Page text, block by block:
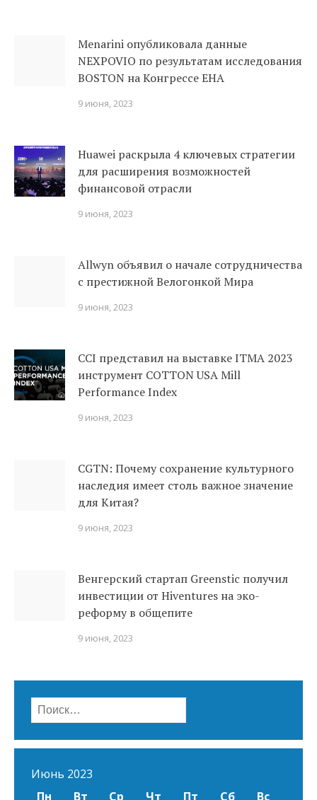
Menarini опубликовала данные
NEXPOVIO по результатам исследования
BOSTON на Конгрессе EHA
9 июня, 2023
Huawei раскрыла 4 ключевых стратегии
для расширения возможностей
финансовой отрасли
9 июня, 2023
Allwyn объявил о начале сотрудничества
с престижной Велогонкой Мира
9 июня, 2023
CCI представил на выставке ITMA 2023
инструмент COTTON USA Mill
Performance Index
9 июня, 2023
CGTN: Почему сохранение культурного
наследия имеет столь важное значение
для Китая?
9 июня, 2023
Венгерский стартап Greenstic получил
инвестиции от Hiventures на эко-
реформу в общепите
9 июня, 2023
Найти:
Июнь 2023
Пн
Вт Ср Чт Пт Сб Вс